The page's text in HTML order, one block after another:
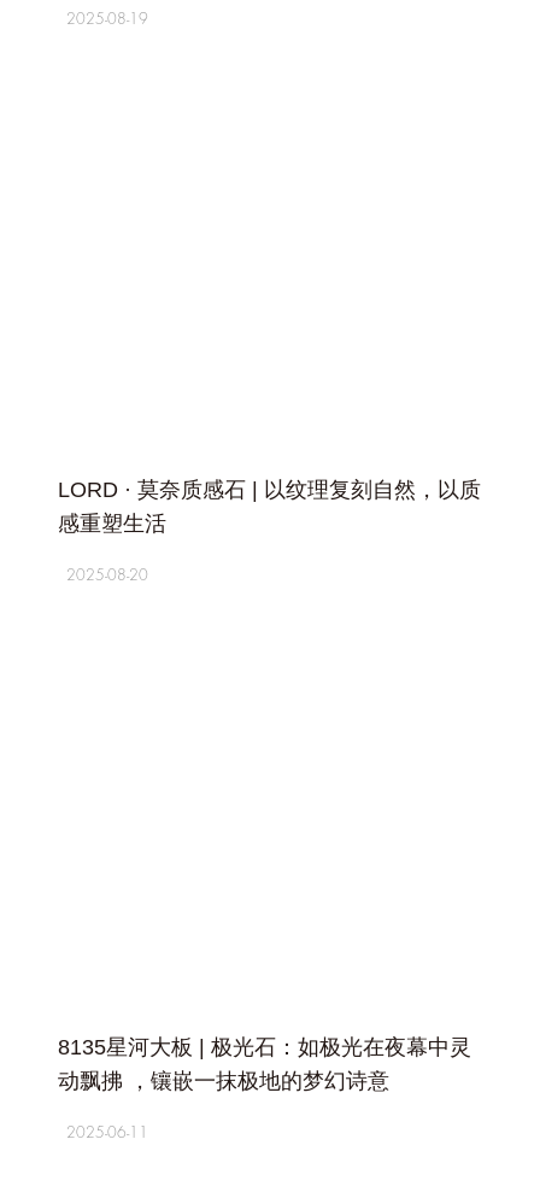
2025-08-19
LORD · 莫奈质感石 | 以纹理复刻自然，以质
感重塑生活
2025-08-20
8135星河大板 | 极光石：如极光在夜幕中灵
动飘拂 ，镶嵌一抹极地的梦幻诗意
2025-06-11